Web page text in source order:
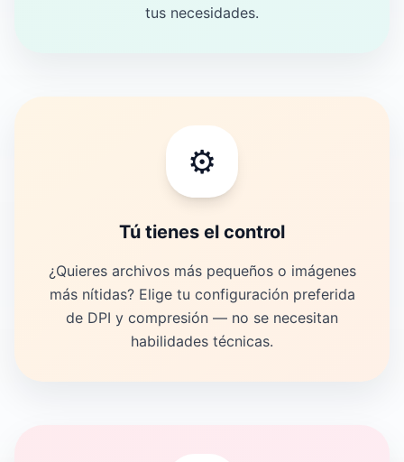
tus necesidades.
⚙️
Tú tienes el control
¿Quieres archivos más pequeños o imágenes
más nítidas? Elige tu configuración preferida
de DPI y compresión — no se necesitan
habilidades técnicas.